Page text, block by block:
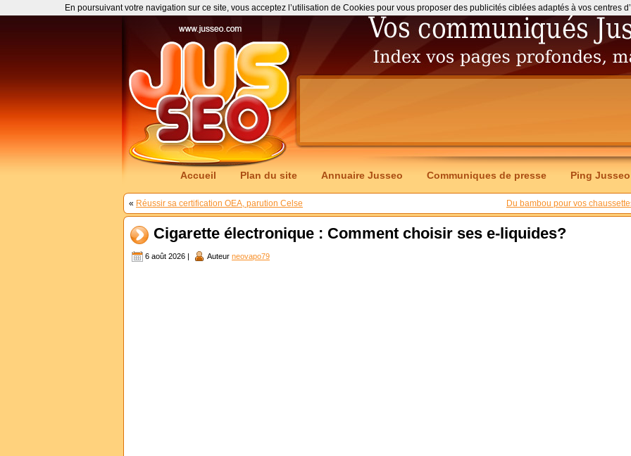
Accueil Plan du site Annuaire Jusseo Communiques de presse Ping Jusseo
« Réussir sa certification OEA, parution Celse Du bambou pour vos
Cigarette électronique : Comment choisir ses e-liquides?
6 août 2026 | Auteur neovapo79
En poursuivant votre navigation sur ce site, vous acceptez l’utilisation de Cookies pour vous proposer des publicités ciblées adaptés à vos centres